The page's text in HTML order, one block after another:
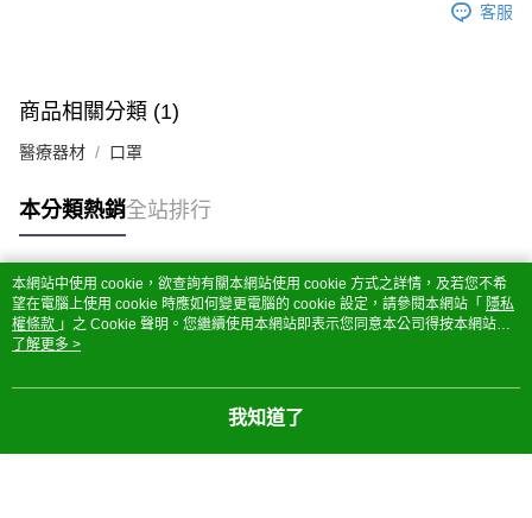
客服
商品相關分類 (1)
醫療器材 口罩
本分類熱銷全站排行
熱門標籤
本網站中使用 cookie，欲查詢有關本網站使用 cookie 方式之詳情，及若您不希
望在電腦上使用 cookie 時應如何變更電腦的 cookie 設定，請參閱本網站「 隱私
權條款 」之 Cookie 聲明。您繼續使用本網站即表示您同意本公司得按本網站使
用條款之 Cookie 聲明使用 cookie。
了解更多 >
我知道了